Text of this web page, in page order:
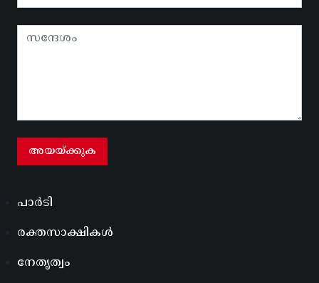
പാർടി
രക്തസാക്ഷികൾ
നേതൃത്വം